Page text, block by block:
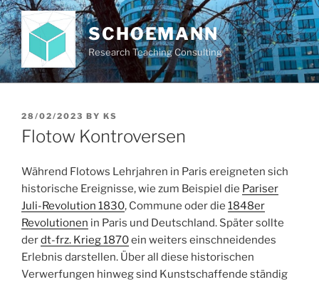
Skip
to
content
SCHOEMANN
Research Teaching Consulting
POSTED
ON
28/02/2023 BY KS
Flotow Kontroversen
Während Flotows Lehrjahren in Paris ereigneten sich
historische Ereignisse, wie zum Beispiel die Pariser
Juli-Revolution 1830, Commune oder die 1848er
Revolutionen in Paris und Deutschland. Später sollte
derdt-frz. Krieg 1870ein weiters einschneidendes
Erlebnis darstellen. Über all diese historischen
Verwerfungen hinweg sind Kunstschaffende ständig